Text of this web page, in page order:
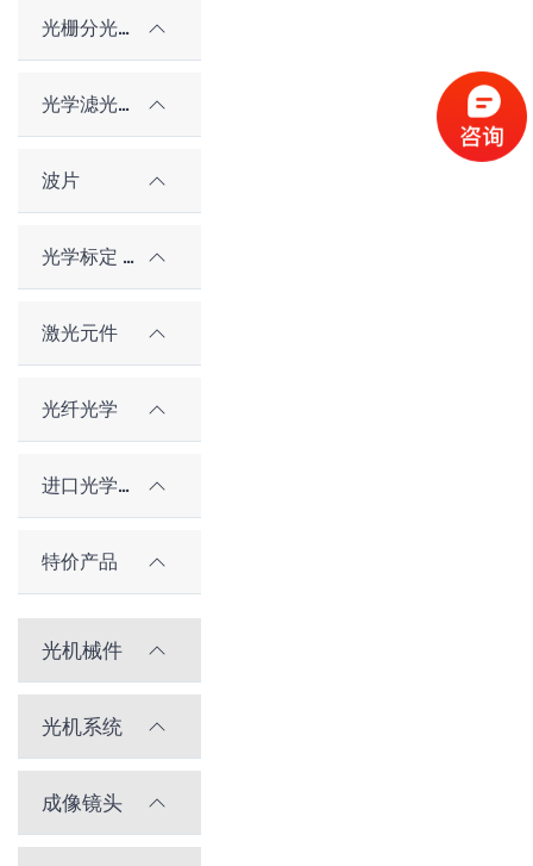
光栅分光元件
光学滤光片
波片
光学标定 / 对准元件
激光元件
光纤光学
进口光学元件
特价产品
光机械件
光机系统
成像镜头